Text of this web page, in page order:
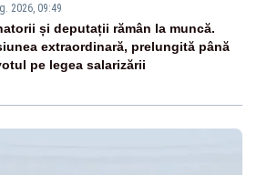
2026, 09:49
și deputații rămân la muncă.
extraordinară, prelungită până
pe legea salarizării